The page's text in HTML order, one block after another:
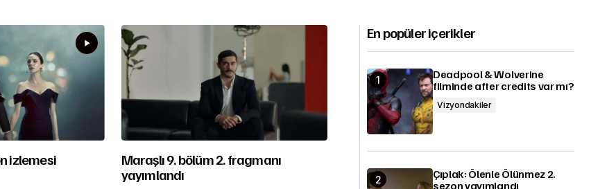
izlemesi
Maraşlı 9. bölüm 2. fragmanı
yayımlandı
En popüler içerikler
Deadpool & Wolverine
filminde after credits var mı?
Vizyondakiler
Çıplak: Ölenle Ölünmez 2.
sezon yayımlandı